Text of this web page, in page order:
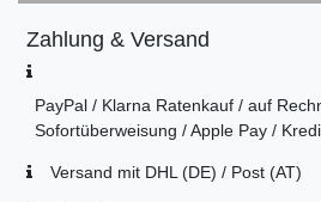
Zahlung & Versand
PayPal / Klarna Ratenkauf / auf
Sofortüberweisung / Apple Pay /
Versand mit DHL (DE) / Post (AT)